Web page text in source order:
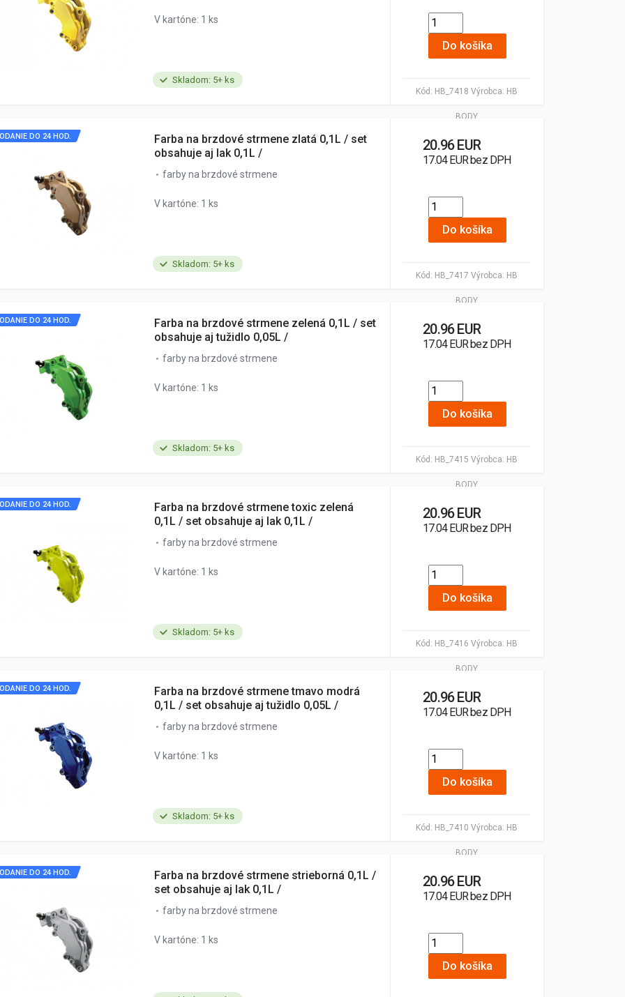
Skladom: 5+ ks
Kód: HB_7418 Výrobca: HB
BODY
V kartóne: 1 ks
Do košíka
Skladom: 5+ ks
Kód: HB_7417 Výrobca: HB
BODY
DO 24 HOD.
Farba na brzdové strmene zlatá 0,1L / set
obsahuje aj lak 0,1L /
farby na brzdové strmene
V kartóne: 1 ks
20.96 EUR
17.04 EUR bez DPH
Do košíka
Skladom: 5+ ks
Kód: HB_7415 Výrobca: HB
BODY
DO 24 HOD.
Farba na brzdové strmene zelená 0,1L / set
obsahuje aj tužidlo 0,05L /
farby na brzdové strmene
V kartóne: 1 ks
20.96 EUR
17.04 EUR bez DPH
Do košíka
Skladom: 5+ ks
Kód: HB_7416 Výrobca: HB
BODY
DO 24 HOD.
Farba na brzdové strmene toxic zelená
0,1L / set obsahuje aj lak 0,1L /
farby na brzdové strmene
V kartóne: 1 ks
20.96 EUR
17.04 EUR bez DPH
Do košíka
Skladom: 5+ ks
Kód: HB_7410 Výrobca: HB
BODY
DO 24 HOD.
Farba na brzdové strmene tmavo modrá
0,1L / set obsahuje aj tužidlo 0,05L /
farby na brzdové strmene
V kartóne: 1 ks
20.96 EUR
17.04 EUR bez DPH
Do košíka
DO 24 HOD.
Farba na brzdové strmene strieborná 0,1L /
set obsahuje aj lak 0,1L /
farby na brzdové strmene
V kartóne: 1 ks
20.96 EUR
17.04 EUR bez DPH
Do košíka